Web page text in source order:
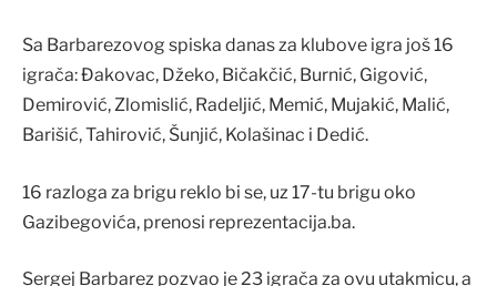
Sa Barbarezovog spiska danas za klubove igra još 16
igrača: Đakovac, Džeko, Bičakčić, Burnić, Gigović,
Demirović, Zlomislić, Radeljić, Memić, Mujakić, Malić,
Barišić, Tahirović, Šunjić, Kolašinac i Dedić.
16 razloga za brigu reklo bi se, uz 17-tu brigu oko
Gazibegovića, prenosi reprezentacija.ba.
Sergej Barbarez pozvao je 23 igrača za ovu utakmicu, a